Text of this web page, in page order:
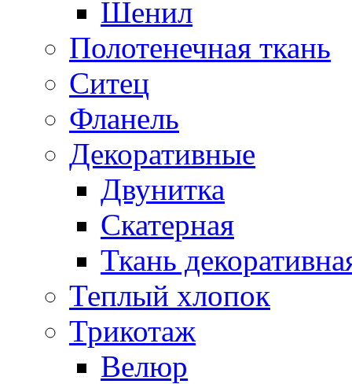
Шенил
Полотенечная ткань
Ситец
Фланель
Декоративные
Двунитка
Скатерная
Ткань
Теплый хлопок
Трикотаж
Велюр